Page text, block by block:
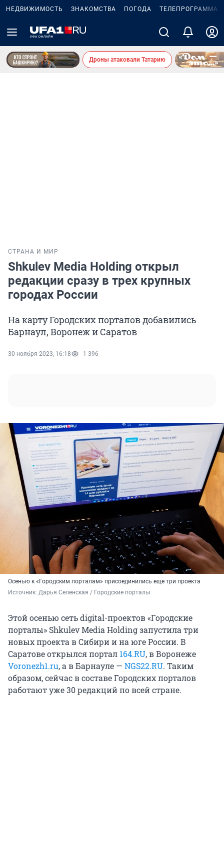
НЕДВИЖИМОСТЬ ЗНАКОМСТВА ПОГОДА ТЕЛЕПРОГРАММА
Дроны атаковали Татарию
СТРАНА И МИР
Shkulev Media Holding открыл
редакции сразу в трех крупных
городах России
На карту Городских порталов добавились
Барнаул, Воронеж и Саратов
30 ноября 2023, 16:18 1 396
Осенью к «Городским порталам» присоединились еще три проекта
Источник: Дарья Селенская / Городские порталы
Этой осенью сеть digital-проектов «Городские
порталы» Shkulev Media Holding запустила три
новых проекта в Сибири и на юге России. В
Саратове открылся портал 164.RU, в Воронеже
Voronezh1.ru, а в Барнауле — NGS22.RU. Таким
образом, сейчас в составе Городских порталов
работают уже 30 редакций по всей стране.